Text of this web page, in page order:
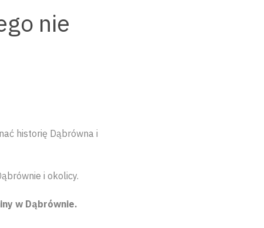
nie
historię Dąbrówna i
i okolicy.
w Dąbrównie.